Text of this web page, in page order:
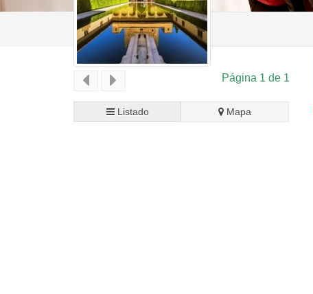
Página 1 de 1
Listado Mapa